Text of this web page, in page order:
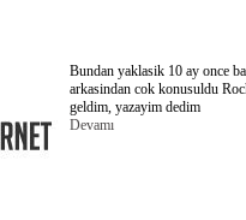
Bundan yaklasik 10 ay once
arkasindan cok konusuldu
geldim, yazayim dedim
Devamı